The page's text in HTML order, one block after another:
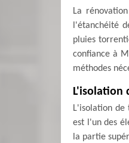
La
l'étanchéité
pluies
confiance à
méthodes
L'isolation
L'isolation
est l'un des
la partie